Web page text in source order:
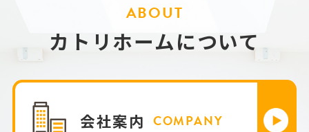
ABOUT
カトリホームについて
会社案内 COMPANY